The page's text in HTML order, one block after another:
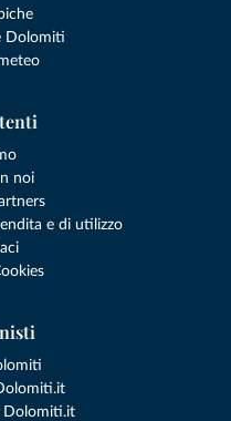
Dolomiti
noi
e di utilizzo
Dolomiti.it